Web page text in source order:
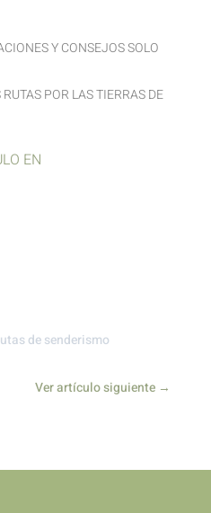
Y CONSEJOS SOLO
POR LAS TIERRAS DE
EN
de senderismo
Ver artículo siguiente →